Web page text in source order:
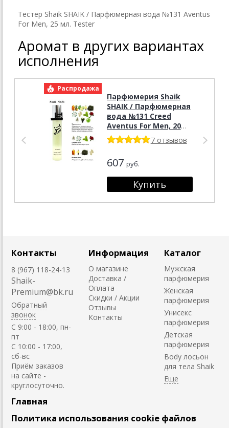
Тестер Shaik SHAIK / Парфюмерная вода №131 Aventus
For Men, 25 мл. Tester
Аромат в других вариантах
исполнения
Распродажа
Парфюмерия Shaik
SHAIK / Парфюмерная
вода №131 Creed
Aventus For Men, 20
мл.
7 отзывов
607 руб.
Контакты
8 (967) 118-24-13
Shaik-
Premium@bk.ru
Обратный
звонок
C 9:00 - 18:00, пн-
пт
С 10:00 - 17:00,
сб-вс
Приём заказов
на сайте -
круглосуточно.
Информация
О магазине
Доставка /
Оплата
Скидки / Акции
Отзывы
Контакты
Каталог
Мужская
парфюмерия
Женская
парфюмерия
Унисекс
парфюмерия
Детская
парфюмерия
Body лосьон
для тела Shaik
Главная
Политика использования cookie файлов